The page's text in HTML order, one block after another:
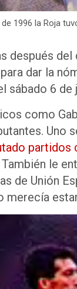
1996 la Roja
después
dar la
sábado 6 de
como
Uno
partidos
le
de Unión
merecía